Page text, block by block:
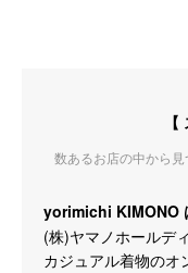
数あるお店の中から見
yorimichi KIMONO
(株)ヤマノホールデ
カジュアル着物のオ